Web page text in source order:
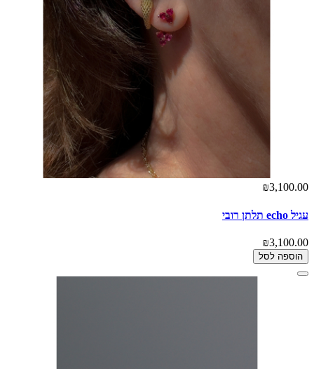
₪3,100.00
עגיל echo תלתן רובי
₪3,100.00
הוספה לסל